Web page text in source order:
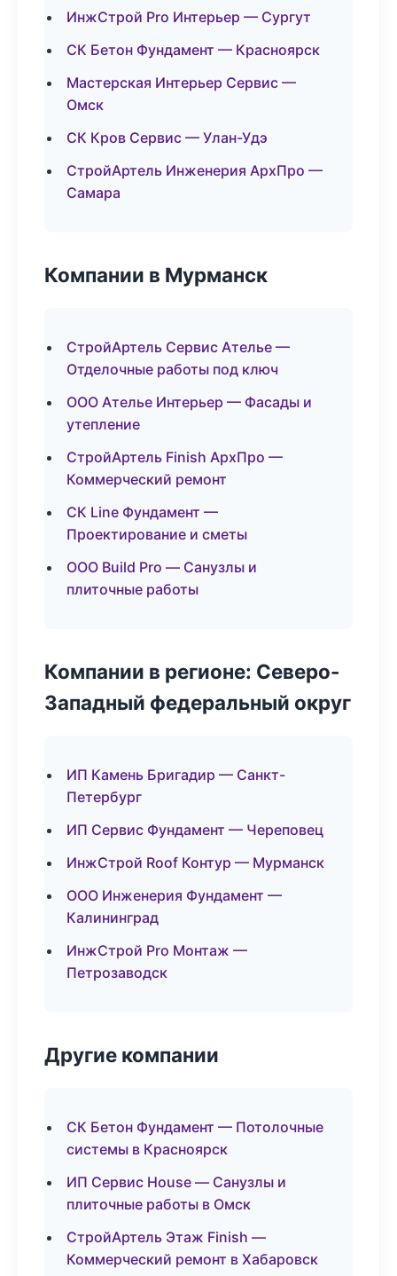
ИнжСтрой Pro Интерьер — Сургут
СК Бетон Фундамент — Красноярск
Мастерская Интерьер Сервис —
Омск
СК Кров Сервис — Улан-Удэ
СтройАртель Инженерия АрхПро —
Самара
Компании в Мурманск
СтройАртель Сервис Ателье —
Отделочные работы под ключ
ООО Ателье Интерьер — Фасады и
утепление
СтройАртель Finish АрхПро —
Коммерческий ремонт
СК Line Фундамент —
Проектирование и сметы
ООО Build Pro — Санузлы и
плиточные работы
Компании в регионе: Северо-
Западный федеральный округ
ИП Камень Бригадир — Санкт-
Петербург
ИП Сервис Фундамент — Череповец
ИнжСтрой Roof Контур — Мурманск
ООО Инженерия Фундамент —
Калининград
ИнжСтрой Pro Монтаж —
Петрозаводск
Другие компании
СК Бетон Фундамент — Потолочные
системы в Красноярск
ИП Сервис House — Санузлы и
плиточные работы в Омск
СтройАртель Этаж Finish —
Коммерческий ремонт в Хабаровск